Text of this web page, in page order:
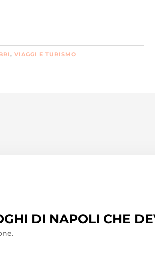
,VIAGGI E TURISMO
DI NAPOLI CHE